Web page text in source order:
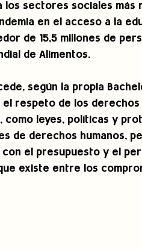
los sectores sociales más
en el acceso a la
de 15,5 millones de
de Alimentos.
según la propia
respeto de los derechos
como leyes, políticas y
de derechos humanos,
con el presupuesto y el
existe entre los